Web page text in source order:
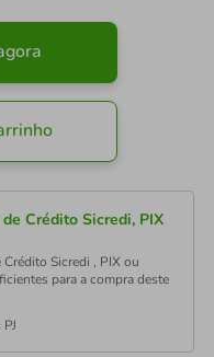
Crédito Sicredi, PIX
Sicredi , PIX ou
para a compra deste